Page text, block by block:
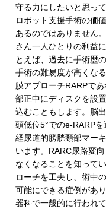
守る力にしたいと思って
ロボット支援手術の価
あるのではありません
さん一人ひとりの利益
とえば、過去に手術歴
手術の難易度が高くな
膜アプローチRARPで
部正中にディスクを設
込むこともします。脳
頭低位5°でのe-RARPを
経尿道的膀胱頸部マー
います。 RARC尿路変
なくなることを知って
ローチを工夫し、術中
可能にできる症例があ
器科で一般的に行われ